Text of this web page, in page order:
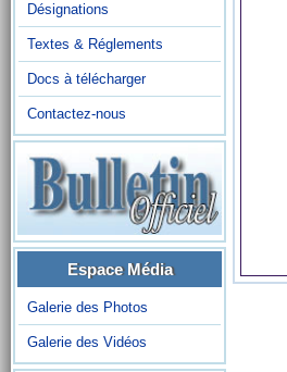
Désignations
Textes & Réglements
Docs à télécharger
Contactez-nous
Espace Média
Galerie des Photos
Galerie des Vidéos